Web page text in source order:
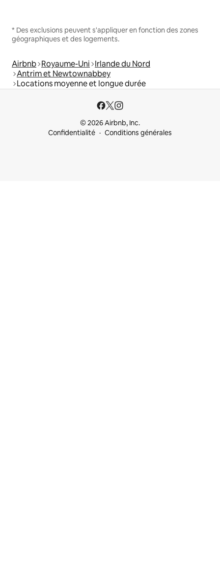
* Des exclusions peuvent s'appliquer en fonction des zones
géographiques et des logements.
Airbnb Royaume-Uni Irlande du Nord
Antrim et Newtownabbey
Locations moyenne et longue durée
© 2026 Airbnb, Inc.
Confidentialité
Conditions générales